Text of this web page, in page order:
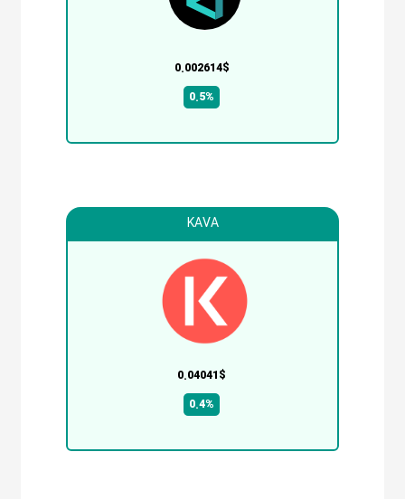
0.002614$
0.5%
KAVA
0.04041$
0.4%